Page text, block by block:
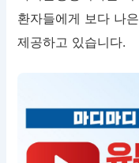
환자들에게 보다 나
제공하고 있습니다.